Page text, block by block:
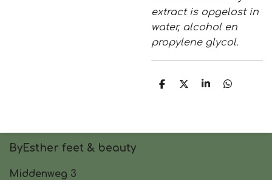
extract is opgelost in
water, alcohol en
propylene glycol.
D
D
S
D
ByEsther feet & beauty
Middenweg 3